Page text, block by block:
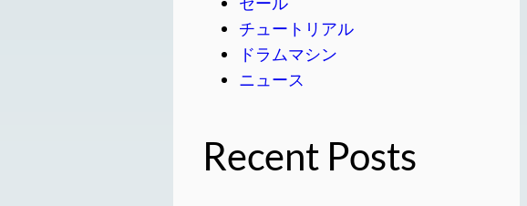
チュートリアル
ドラムマシン
ニュース
Recent Posts